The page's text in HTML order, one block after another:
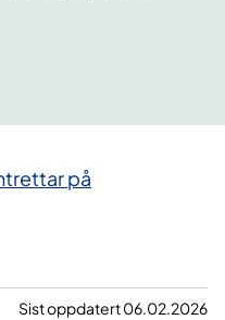
på
Sist oppdatert 06.02.2026